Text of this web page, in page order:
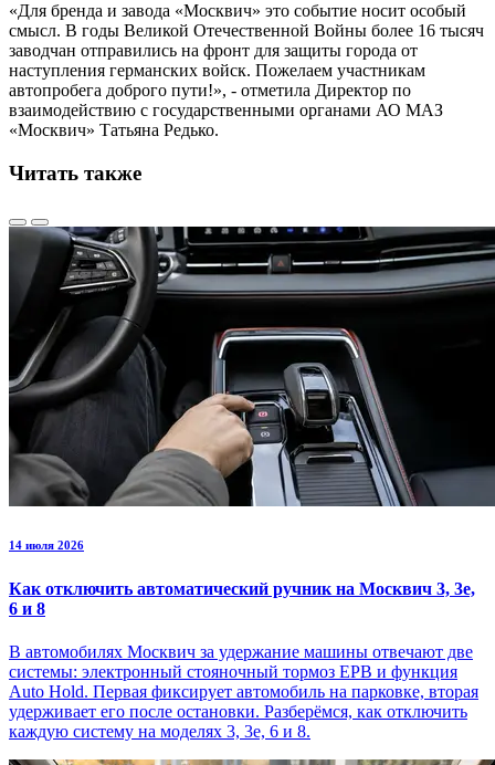
«Для бренда и завода «Москвич» это событие носит особый
смысл. В годы Великой Отечественной Войны более 16 тысяч
заводчан отправились на фронт для защиты города от
наступления германских войск. Пожелаем участникам
автопробега доброго пути!», - отметила Директор по
взаимодействию с государственными органами АО МАЗ
«Москвич» Татьяна Редько.
Читать также
14 июля 2026
Как отключить автоматический ручник на Москвич 3, 3е,
6 и 8
В автомобилях Москвич за удержание машины отвечают две
системы: электронный стояночный тормоз EPB и функция
Auto Hold. Первая фиксирует автомобиль на парковке, вторая
удерживает его после остановки. Разберёмся, как отключить
каждую систему на моделях 3, 3е, 6 и 8.